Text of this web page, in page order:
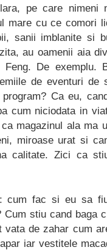
pe care
mare cu ce comori
sanii imblanite si
au oamenii aia
De exemplu.
de eventuri de
Ca eu,
cum niciodata in
magazinul ala ma
miroase urat si
calitate. Zici ca
cum fac si eu sa
Cum stiu cand baga
vata de zahar cum
iar vestitele